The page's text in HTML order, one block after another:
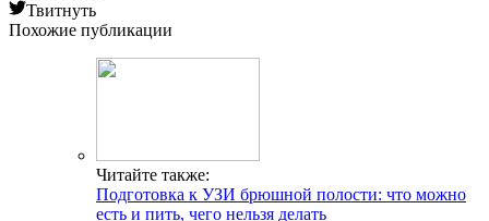
Твитнуть
Похожие публикации
Читайте также:
Подготовка к УЗИ брюшной полости: что можно
есть и пить, чего нельзя делать